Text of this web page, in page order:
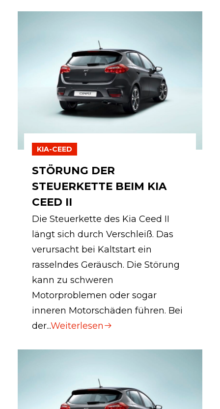
KIA-CEED
STÖRUNG DER
STEUERKETTE BEIM KIA
CEED II
Die Steuerkette des Kia Ceed II
längt sich durch Verschleiß. Das
verursacht bei Kaltstart ein
rasselndes Geräusch. Die Störung
kann zu schweren
Motorproblemen oder sogar
inneren Motorschäden führen. Bei
der...Weiterlesen